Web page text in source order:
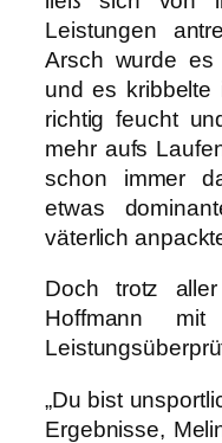
Leistungen
Arsch wurde
und es kribbelte
richtig feucht
mehr aufs
schon immer
etwas
väterlich
Doch trotz
Hoffmann
„Du bist
Ergebnisse,